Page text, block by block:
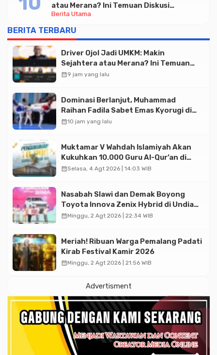
Berita Utama
atau Merana? Ini Temuan Diskusi
Paramadina
BERITA TERBARU
Driver Ojol Jadi UMKM: Makin
Sejahtera atau Merana? Ini Temuan
Diskusi Paramadina
calendar_month9 jam yang lalu
Dominasi Berlanjut, Muhammad
Raihan Fadila Sabet Emas Kyorugi di
Asian Taekwondo Indonesia Open
calendar_month10 jam yang lalu
Muktamar V Wahdah Islamiyah Akan
Kukuhkan 10.000 Guru Al-Qur’an di
Masjid Istiqlal
calendar_monthSelasa, 4 Agt 2026 | 14:03 WIB
Nasabah Slawi dan Demak Boyong
Toyota Innova Zenix Hybrid di Undian
Tabungan Bima Bank Jateng
calendar_monthMinggu, 2 Agt 2026 | 22:34 WIB
Meriah! Ribuan Warga Pemalang Padati
Kirab Festival Kamir 2026
calendar_monthMinggu, 2 Agt 2026 | 21:56 WIB
Advertisment